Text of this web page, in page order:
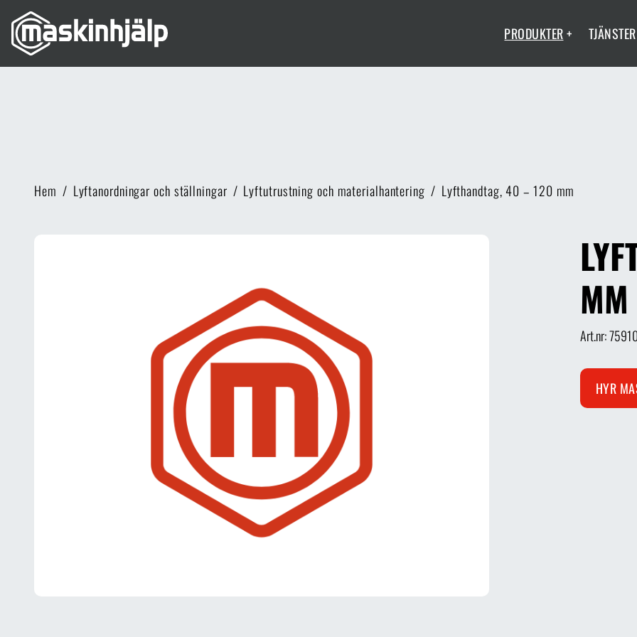
PRODUKTER+ TJÄNSTER
Hem / Lyftanordningar och ställningar / Lyftutrustning och materialhantering / Lyfthandtag, 40 – 120 mm
MM
Art.nr:
HYR